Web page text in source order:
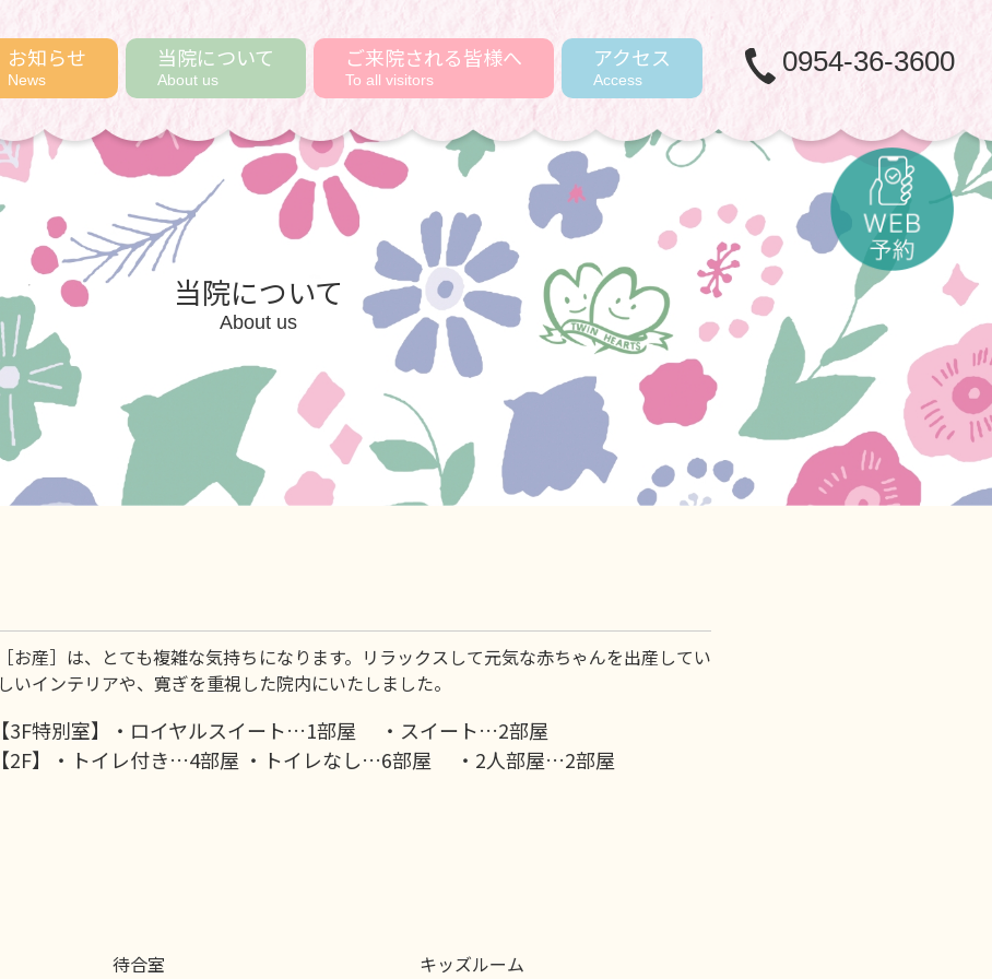
お知らせ
News
当院について
About us
ご来院される皆様へ
To all visitors
アクセス
Access
0954-36-3600
当院について
About us
お産］は、とても複雑な気持ちになります。リラックスして元気な赤ちゃんを出産してい
いインテリアや、寛ぎを重視した院内にいたしました。
【3F特別室】・ロイヤルスイート…1部屋 ・スイート…2部屋
【2F】・トイレ付き…4部屋 ・トイレなし…6部屋 ・2人部屋…2部屋
待合室 キッズルーム